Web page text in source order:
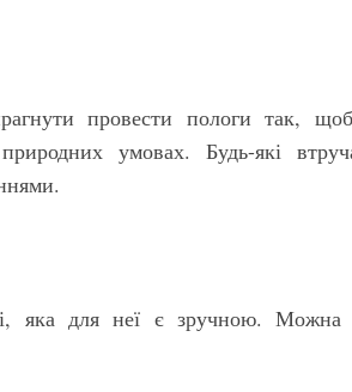
провести пологи так,
умовах. Будь-які
яка для неї є зручною. Можна